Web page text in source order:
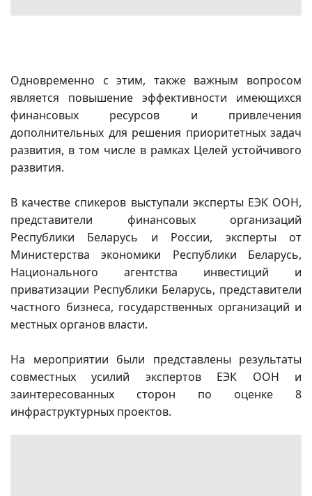
Одновременно с этим, также важным вопросом
является повышение эффективности имеющихся
финансовых ресурсов и привлечения
дополнительных для решения приоритетных задач
развития, в том числе в рамках Целей устойчивого
развития.
В качестве спикеров выступали эксперты ЕЭК ООН,
представители финансовых организаций
Республики Беларусь и России, эксперты от
Министерства экономики Республики Беларусь,
Национального агентства инвестиций и
приватизации Республики Беларусь, представители
частного бизнеса, государственных организаций и
местных органов власти.
На мероприятии были представлены результаты
совместных усилий экспертов ЕЭК ООН и
заинтересованных сторон по оценке 8
инфраструктурных проектов.